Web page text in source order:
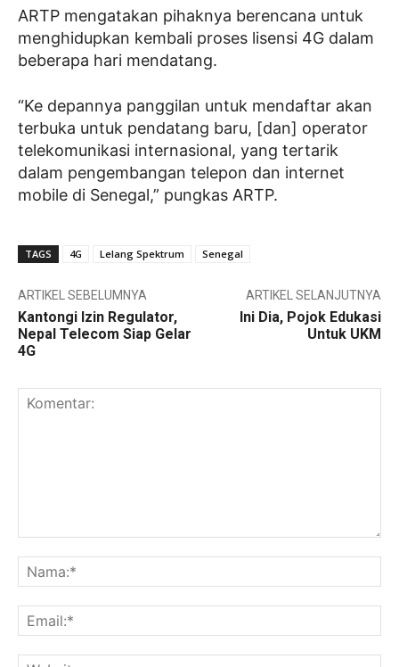
ARTP mengatakan pihaknya berencana untuk
menghidupkan kembali proses lisensi 4G dalam
beberapa hari mendatang.
“Ke depannya panggilan untuk mendaftar akan
terbuka untuk pendatang baru, [dan] operator
telekomunikasi internasional, yang tertarik
dalam pengembangan telepon dan internet
mobile di Senegal,” pungkas ARTP.
TAGS 4G Lelang Spektrum Senegal
ARTIKEL SEBELUMNYA
Kantongi Izin Regulator,
Nepal Telecom Siap Gelar
4G
ARTIKEL SELANJUTNYA
Ini Dia, Pojok Edukasi
Untuk UKM